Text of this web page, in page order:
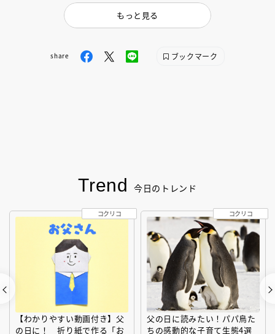
もっと見る
share ブックマーク
Trend 今日のトレンド
【わかりやすい動画付き】父
の日に！ 折り紙で作る「お
コクリコ
父の日に読みたい！パパ鳥た
ちの感動的な子育て生態4選
コクリコ